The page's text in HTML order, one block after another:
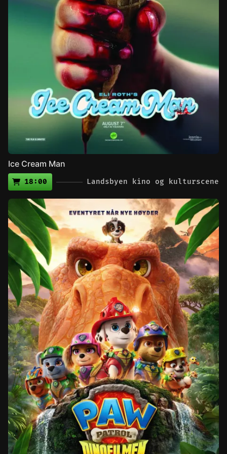
Ice Cream Man
18:00 Landsbyen kino og kulturscene